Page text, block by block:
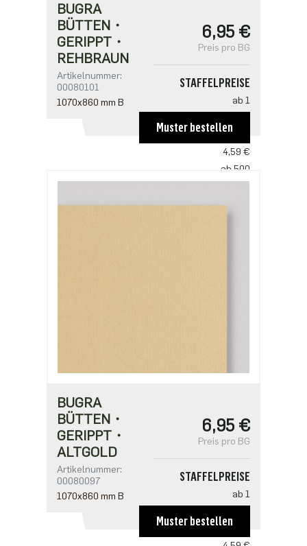
BUGRA
BÜTTEN・
GERIPPT・
REHBRAUN
Artikelnummer:
00080101
1070x860 mm B
6,95 €
Preis pro BG
STAFFELPREISE
ab 1
ab 100
4,59 €
ab 500
ab 1000
Muster bestellen
BUGRA
BÜTTEN・
GERIPPT・
ALTGOLD
Artikelnummer:
00080097
1070x860 mm B
6,95 €
Preis pro BG
STAFFELPREISE
ab 1
ab 100
Muster bestellen